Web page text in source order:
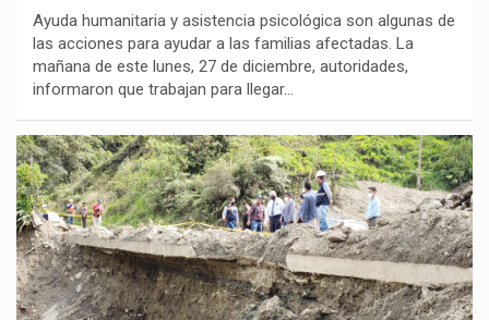
Ayuda humanitaria y asistencia psicológica son algunas de
las acciones para ayudar a las familias afectadas. La
mañana de este lunes, 27 de diciembre, autoridades,
informaron que trabajan para llegar…